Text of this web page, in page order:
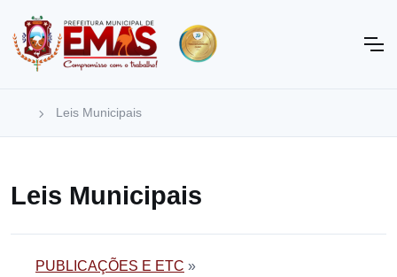
Leis Municipais
Leis Municipais
PUBLICAÇÕES E ETC »